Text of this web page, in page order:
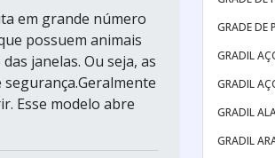
em grande número
possuem animais
janelas. Ou seja, as
Esse modelo abre
GRADE DE
GRADIL
GRADIL
GRADIL
GRADIL